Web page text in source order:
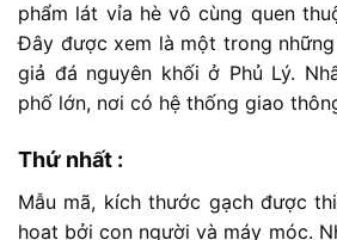
phẩm lát vỉa hè vô cùng quen
Đây được xem là một trong
giả đá nguyên khối ở Phủ Lý.
phố lớn, nơi có hệ thống giao
Thứ nhất :
Mẫu mã, kích thước gạch được
hoạt bởi con người và máy móc.